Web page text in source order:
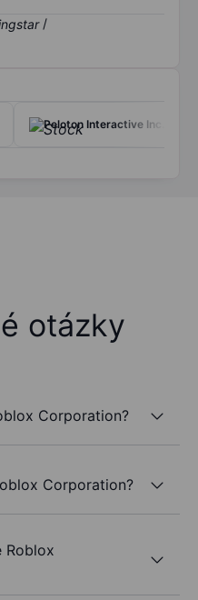
/
Peloton Interactive Inc.
otázky
Corporation?
Corporation?
Roblox